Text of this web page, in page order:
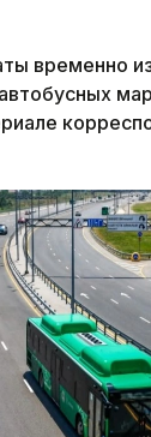
временно